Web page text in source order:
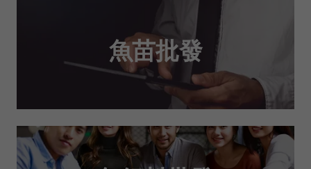
魚苗批發